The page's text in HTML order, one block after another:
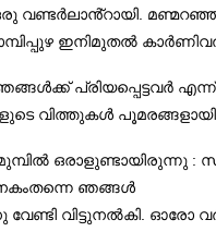
വണ്ടർലാൻ്റായി.
ഇനിമുതൽ
പ്രിയപ്പെട്ടവർ
വിത്തുകൾ പൂമരങ്ങളായി.
ഒരാളുണ്ടായിരുന്നു :
ഞങ്ങൾ
വിട്ടുനൽകി. ഓരോ